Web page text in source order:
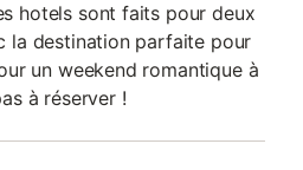
hotels sont faits pour deux
la destination parfaite pour
un weekend romantique à
à réserver !